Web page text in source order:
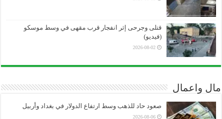
قتلى وجرحى إثر انفجار قرب مقهى في وسط موسكو
(فيديو)
2026-08-02
مال واعمال
صعود حاد للذهب وسط ارتفاع الدولار في بغداد وأربيل
2026-08-06